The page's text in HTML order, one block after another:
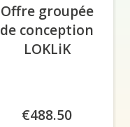
Offre groupée
de conception
LOKLiK
€488.50